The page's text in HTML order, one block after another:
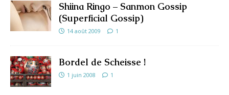
Shiina Ringo – Sanmon Gossip
(Superficial Gossip)
14 août 2009 1
Bordel de Scheisse !
1 juin 2008 1